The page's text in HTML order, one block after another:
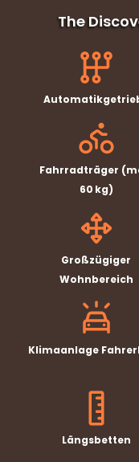
The
Fahrradträger
60 kg)
Großzügiger
Wohnbereich
Klimaanlage
Längsbetten